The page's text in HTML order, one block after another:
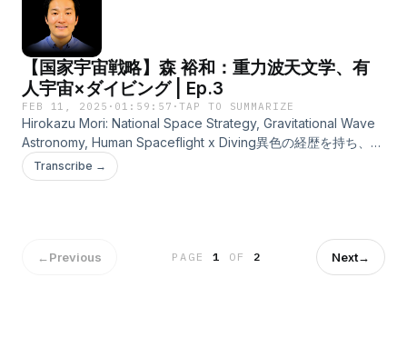
Comet Interceptor23:22 マルチフライバイ27:10 小惑星探査時
代29:40 DESTINY+31:40 はやぶさ × DESTINY+35:20 フライバ
イサイクラー軌道41:18 組み合わせ問題45:59 探査可能な小惑星
の数Support "知の隠れ家 Knowledge’s Den"Patreon:
https://www.patreon.com/c/ChinoKakuregaHirotoX:
https://x.com/_hirototamuraFacebook:
https://www.facebook.com/hiroto.tamura.58YasuFacebook:
https://www.facebook.com/yasu.lin.tsumuraInstagram:
https://www.instagram.com/yasu_lin_tsumura/
of Tokyo, Faculty of Medicine. Currently working as an
intern at the University of Tokyo Hospital. He has aspired to
be an astronaut since elementary school, and to achieve
this goal, he aims to become a doctor who will be required
as a crew member for astronauts, regardless of the
mission's purpose or government policy.Facebook:
https://www.facebook.com/takuma.ishibashi.92/X:
https://x.com/basis64Timestamps：0:00 イントロダクション
1:16 宇宙飛行士であり医者8:45 宇宙医学の道を模索14:39 研修
医17:09 循環器内科18:50 麻酔科20:57 宇宙医学スタディツアー
学44:32 宇宙 = 航空＋潜水＋救急＋荒野46:46 人体の「環境試
験」52:58 人体のモデル構築1:02:06 人体に対する理解度1:07:19
人体 vs. 宇宙の放射線1:19:22 人体 vs. 宇宙での隔離状態1:30:10
【国家宇宙戦略】森 裕和：重力波天文学、有
人宇宙×ダイビング | Ep.3
FEB 11, 2025 · 01:59:57 ·TAP TO SUMMARIZE
Hirokazu Mori: National Space Strategy, Gravitational Wave
Astronomy, Human Spaceflight x Diving異色の経歴を持ち、宇
宙ビジネスコンサルタントに加え約10の肩書を持つ森裕和さん
をゲストにお迎えしました。ご活躍：宇宙ビジネスコンサルタ
企業の肩書きを持つ。高校に不登校となり、プロダイバーとな
った後、エディンバラ大学に飛び級入学、首席卒業。当時の専
門分野は理論物理学。ダイビングインストラクターとしてマル
Transcribe →
←Previous PAGE1 OF 2 Next→